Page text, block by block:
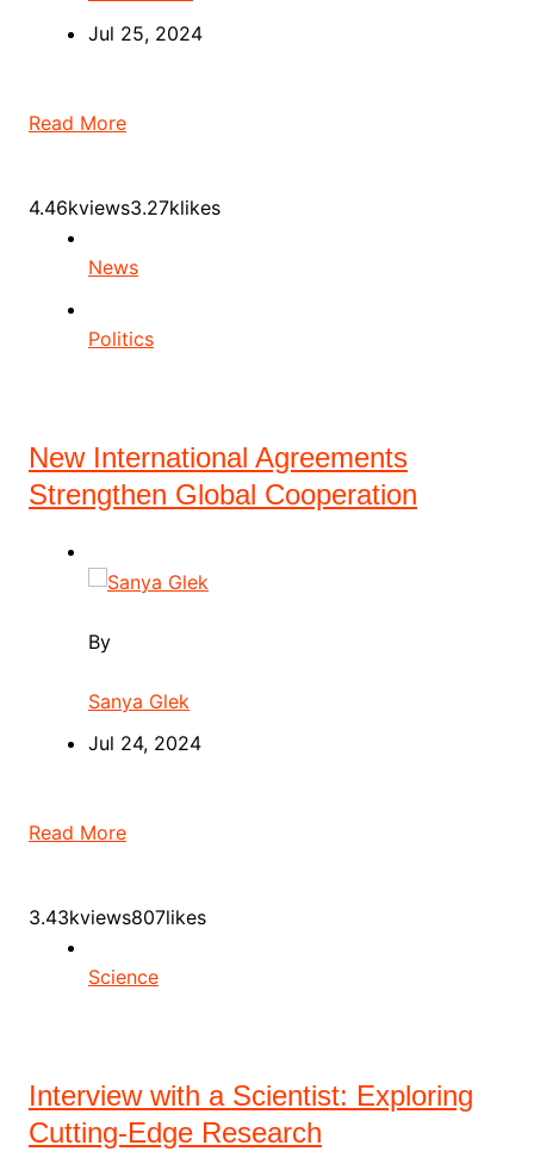
Jul 25, 2024
Read More
4.46kviews3.27klikes
News
Politics
New International Agreements
Strengthen Global Cooperation
By
Sanya Glek
Jul 24, 2024
Read More
3.43kviews807likes
Science
Interview with a Scientist: Exploring
Cutting-Edge Research